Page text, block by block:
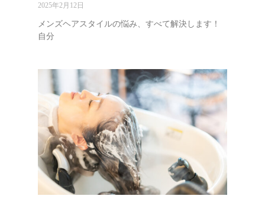
2025年2月12日
メンズヘアスタイルの悩み、すべて解決します！
自分